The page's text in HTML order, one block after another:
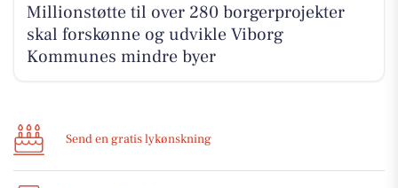
Millionstøtte til over 280 borgerprojekter
skal forskønne og udvikle Viborg
Kommunes mindre byer
Send en gratis lykønskning